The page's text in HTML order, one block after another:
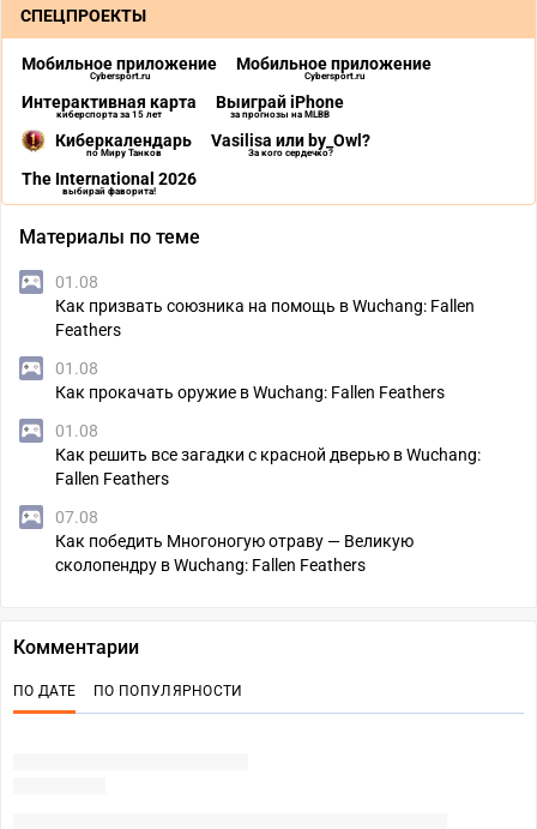
СПЕЦПРОЕКТЫ
Мобильное приложение
Cybersport.ru
Мобильное приложение
Cybersport.ru
Интерактивная карта
киберспорта за 15 лет
Выиграй iPhone
за прогнозы на MLBB
Киберкалендарь
по Миру Танков
Vasilisa или by_Owl?
За кого сердечко?
The International 2026
выбирай фаворита!
Материалы по теме
01.08
Как призвать союзника на помощь в Wuchang: Fallen
Feathers
01.08
Как прокачать оружие в Wuchang: Fallen Feathers
01.08
Как решить все загадки с красной дверью в Wuchang:
Fallen Feathers
07.08
Как победить Многоногую отраву — Великую
сколопендру в Wuchang: Fallen Feathers
Комментарии
ПО ДАТЕ ПО ПОПУЛЯРНОСТИ